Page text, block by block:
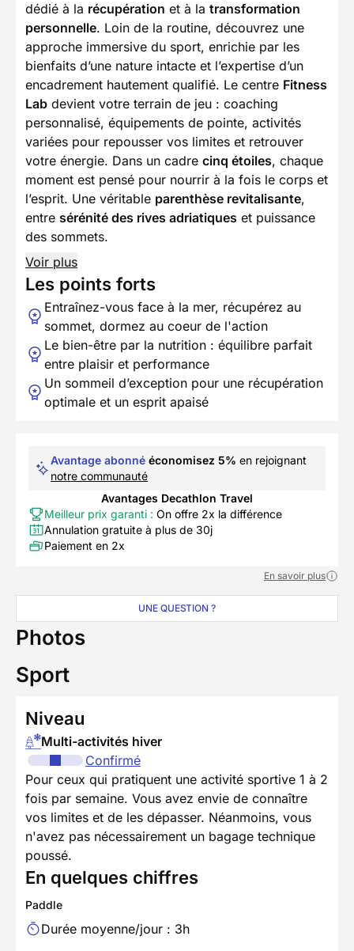
dédié à la récupération et à la transformation
personnelle. Loin de la routine, découvrez une
approche immersive du sport, enrichie par les
bienfaits d’une nature intacte et l’expertise d’un
encadrement hautement qualifié. Le centre Fitness
Lab devient votre terrain de jeu : coaching
personnalisé, équipements de pointe, activités
variées pour repousser vos limites et retrouver
votre énergie. Dans un cadre cinq étoiles, chaque
moment est pensé pour nourrir à la fois le corps et
l’esprit. Une véritable parenthèse revitalisante,
entre sérénité des rives adriatiques et puissance
des sommets.
Voir plus
Les points forts
Entraînez-vous face à la mer, récupérez au
sommet, dormez au coeur de l'action
Le bien-être par la nutrition : équilibre parfait
entre plaisir et performance
Un sommeil d’exception pour une récupération
optimale et un esprit apaisé
Avantage abonné économisez 5% en rejoignant
notre communauté
Avantages Decathlon Travel
Meilleur prix garanti : On offre 2x la différence
Annulation gratuite à plus de 30j
Paiement en 2x
En savoir plus
UNE QUESTION ?
Photos
Sport
Niveau
Multi-activités hiver
Confirmé
Pour ceux qui pratiquent une activité sportive 1 à 2
fois par semaine. Vous avez envie de connaître
vos limites et de les dépasser. Néanmoins, vous
n'avez pas nécessairement un bagage technique
poussé.
En quelques chiffres
Paddle
Durée moyenne/jour : 3h